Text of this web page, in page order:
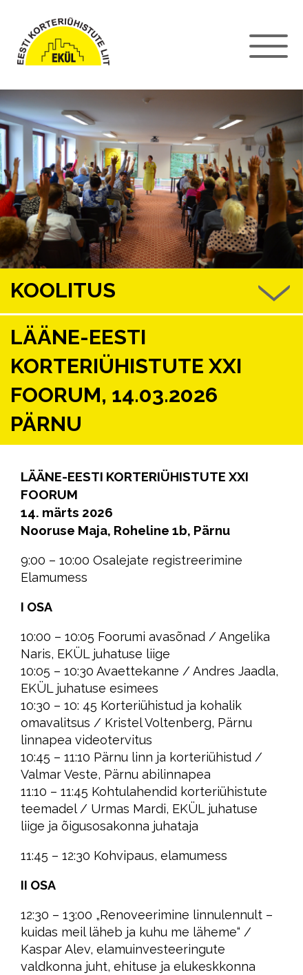
KOOLITUS
LÄÄNE-EESTI
KORTERIÜHISTUTE XXI
FOORUM, 14.03.2026
PÄRNU
LÄÄNE-EESTI KORTERIÜHISTUTE XXI
FOORUM
14. märts 2026
Nooruse Maja, Roheline 1b, Pärnu
9:00 – 10:00 Osalejate registreerimine
Elamumess
I OSA
10:00 – 10:05 Foorumi avasõnad / Angelika
Naris, EKÜL juhatuse liige
10:05 – 10:30 Avaettekanne / Andres Jaadla,
EKÜL juhatuse esimees
10:30 – 10: 45 Korteriühistud ja kohalik
omavalitsus / Kristel Voltenberg, Pärnu
linnapea videotervitus
10:45 – 11:10 Pärnu linn ja korteriühistud /
Valmar Veste, Pärnu abilinnapea
11:10 – 11:45 Kohtulahendid korteriühistute
teemadel / Urmas Mardi, EKÜL juhatuse
liige ja õigusosakonna juhataja
11:45 – 12:30 Kohvipaus, elamumess
II OSA
12:30 – 13:00 „Renoveerimine linnulennult –
kuidas meil läheb ja kuhu me läheme“ /
Kaspar Alev, elamuinvesteeringute
valdkonna juht, ehituse ja elukeskkonna